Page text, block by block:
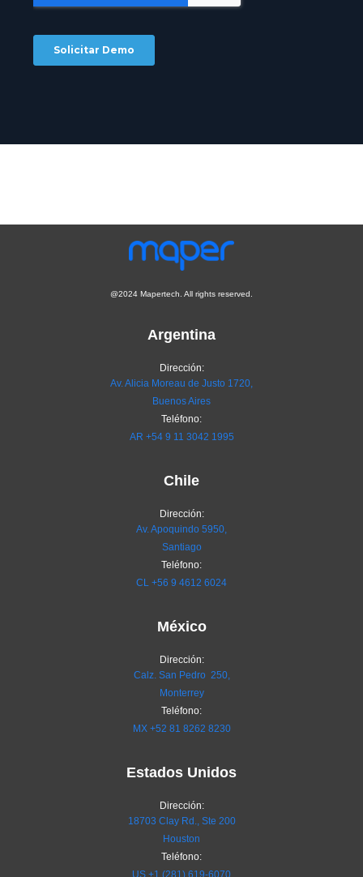
@2024 Mapertech. All rights reserved.
Argentina
Dirección:
Av. Alicia Moreau de Justo 1720,
Buenos Aires
Teléfono:
AR +54 9 11 3042 1995
Chile
Dirección:
Av. Apoquindo 5950,
Santiago
Teléfono:
CL +56 9 4612 6024
México
Dirección:
Calz. San Pedro 250,
Monterrey
Teléfono:
MX +52 81 8262 8230
Estados Unidos
Dirección:
18703 Clay Rd., Ste 200
Houston
Teléfono:
US +1 (281) 619-6070